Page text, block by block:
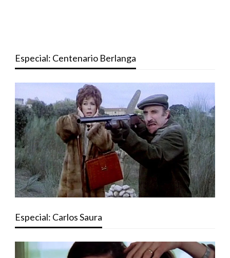
Especial: Centenario Berlanga
Especial: Carlos Saura